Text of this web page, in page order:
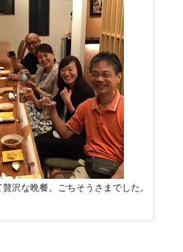
沢な晩餐。ごちそうさまでした。